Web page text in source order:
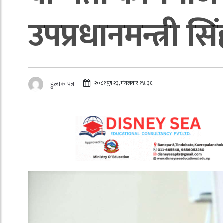
उपप्रधानमन्त्री
हुलाक पत्र २०८१ पुष २३, मंगलवार १४:३६